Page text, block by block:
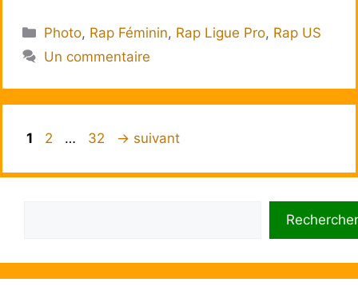
Catégories
Photo, Rap Féminin, Rap Ligue Pro, Rap US
Un commentaire
Page
1 Page
2 … Page
32 → suivant
Rechercher